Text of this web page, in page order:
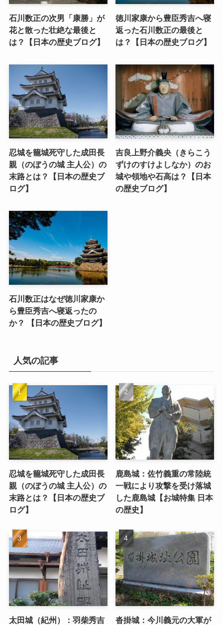
石川数正の次男「康勝」が
花と散った壮絶な最後と
は？【日本の歴史ブログ】
徳川家康から豊臣秀吉へ寝
返った石川数正の最後と
は？【日本の歴史ブログ】
忍城を籠城死守した成田長
親（のぼうの城 主人公）の
末路とは？【日本の歴史ブ
ログ】
吉良上野介義央（きらこう
ずけのすけよしなか）のお
城や領地や石高は？【日本
の歴史ブログ】
石川数正はなぜ徳川家康か
ら豊臣秀吉へ寝返ったの
か？ 【日本の歴史ブログ】
人気の記事
忍城を籠城死守した成田長
親（のぼうの城 主人公）の
末路とは？【日本の歴史ブ
ログ】
鹿島城：佐竹義重の常陸統
一戦により攻撃を受け落城
した鹿島城【お城特集 日本
の歴史】
太田城（紀州）：羽柴秀吉
沓掛城：今川義元の大軍が